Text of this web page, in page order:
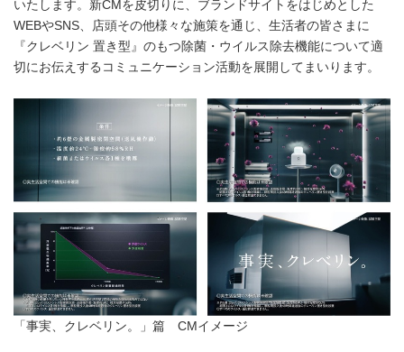
いたします。新CMを皮切りに、ブランドサイトをはじめとした
WEBやSNS、店頭その他様々な施策を通じ、生活者の皆さまに
『クレベリン 置き型』のもつ除菌・ウイルス除去機能について適
切にお伝えするコミュニケーション活動を展開してまいります。
「事実、クレベリン。」篇 CMイメージ